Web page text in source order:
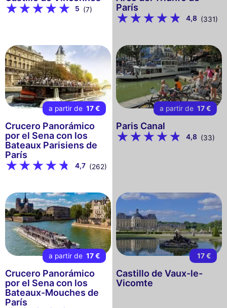
5 (7)
París
4,8 (331)
a partir de 17 €
Crucero Panorámico
por el Sena con los
Bateaux Parisiens de
París
4,7 (262)
a partir de 17 €
Paris Canal
4,8 (33)
a partir de 17 €
Crucero Panorámico
por el Sena con los
Bateaux-Mouches de
París
17 €
Castillo de Vaux-le-
Vicomte